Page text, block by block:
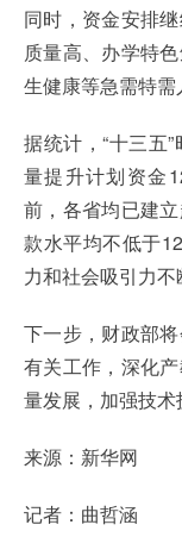
同时，资金安排
质量高、办学特
生健康等急需特需
据统计，“十三五
量提升计划资金
前，各省均已建
款水平均不低于
力和社会吸引力不
下一步，财政部
有关工作，深化
量发展，加强技术
来源：新华网
记者：曲哲涵